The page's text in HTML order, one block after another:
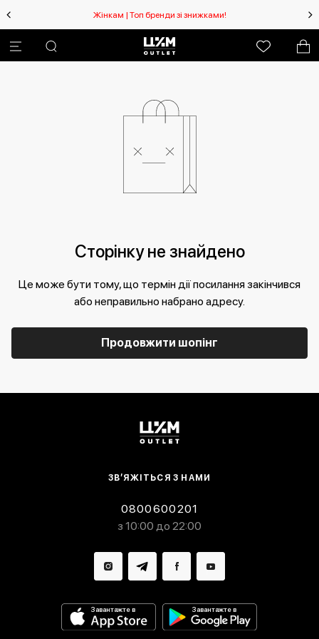
Жінкам | Топ бренди зі знижками!
Сторінку не знайдено
Це може бути тому, що термін дії посилання закінчився
або неправильно набрано адресу.
Продовжити шопінг
ЗВ’ЯЖІТЬСЯ З НАМИ
0800600201
з 10:00 до 22:00
Завантажте в Завантажте в